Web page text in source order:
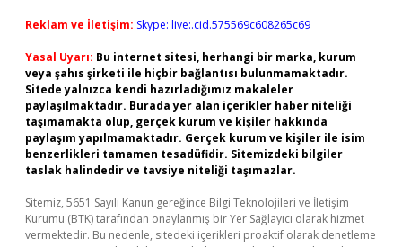
Reklam ve İletişim: Skype: live:.cid.575569c608265c69
Yasal Uyarı: Bu internet sitesi, herhangi bir marka, kurum
veya şahıs şirketi ile hiçbir bağlantısı bulunmamaktadır.
Sitede yalnızca kendi hazırladığımız makaleler
paylaşılmaktadır. Burada yer alan içerikler haber niteliği
taşımamakta olup, gerçek kurum ve kişiler hakkında
paylaşım yapılmamaktadır. Gerçek kurum ve kişiler ile isim
benzerlikleri tamamen tesadüfidir. Sitemizdeki bilgiler
taslak halindedir ve tavsiye niteliği taşımazlar.
Sitemiz, 5651 Sayılı Kanun gereğince Bilgi Teknolojileri ve İletişim
Kurumu (BTK) tarafından onaylanmış bir Yer Sağlayıcı olarak hizmet
vermektedir. Bu nedenle, sitedeki içerikleri proaktif olarak denetleme